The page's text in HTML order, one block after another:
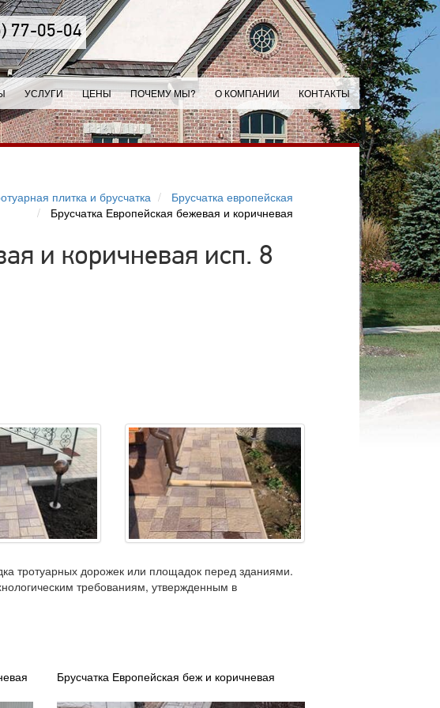
77-05-04
УСЛУГИ ЦЕНЫ ПОЧЕМУ МЫ? О КОМПАНИИ КОНТАКТЫ
плитка и брусчатка
Брусчатка европейская
Брусчатка Европейская бежевая и коричневая
и коричневая исп. 8
тротуарных дорожек или площадок перед зданиями.
требованиям, утвержденным в
Брусчатка Европейская беж и коричневая